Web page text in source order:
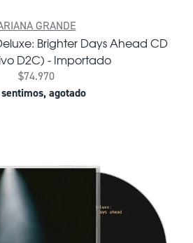
GRANDE
Brighter Days Ahead CD
D2C) - Importado
$74.970
agotado